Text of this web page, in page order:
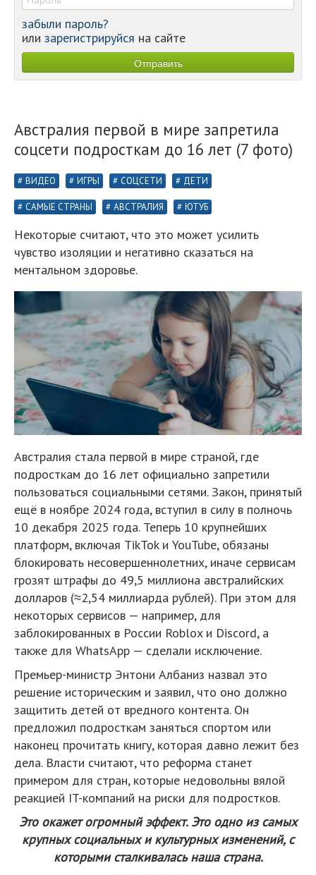
забыли пароль?
или зарегистрируйся на сайте
Австралия первой в мире запретила
соцсети подросткам до 16 лет (7 фото)
ВИДЕО ИГРЫ СОЦСЕТИ ДЕТИ
САМЫЕ СТРАНЫ АВСТРАЛИЯ ЮТУБ
Некоторые считают, что это может усилить
чувство изоляции и негативно сказаться на
ментальном здоровье.
Австралия стала первой в мире страной, где
подросткам до 16 лет официально запретили
пользоваться социальными сетями. Закон, принятый
ещё в ноябре 2024 года, вступил в силу в полночь
10 декабря 2025 года. Теперь 10 крупнейших
платформ, включая TikTok и YouTube, обязаны
блокировать несовершеннолетних, иначе сервисам
грозят штрафы до 49,5 миллиона австралийских
долларов (≈2,54 миллиарда рублей). При этом для
некоторых сервисов — например, для
заблокированных в России Roblox и Discord, а
также для WhatsApp — сделали исключение.
Премьер-министр Энтони Албаниз назвал это
решение историческим и заявил, что оно должно
защитить детей от вредного контента. Он
предложил подросткам заняться спортом или
наконец прочитать книгу, которая давно лежит без
дела. Власти считают, что реформа станет
примером для стран, которые недовольны вялой
реакцией IT-компаний на риски для подростков.
Это окажет огромный эффект. Это одно из самых
крупных социальных и культурных изменений, с
которыми сталкивалась наша страна.